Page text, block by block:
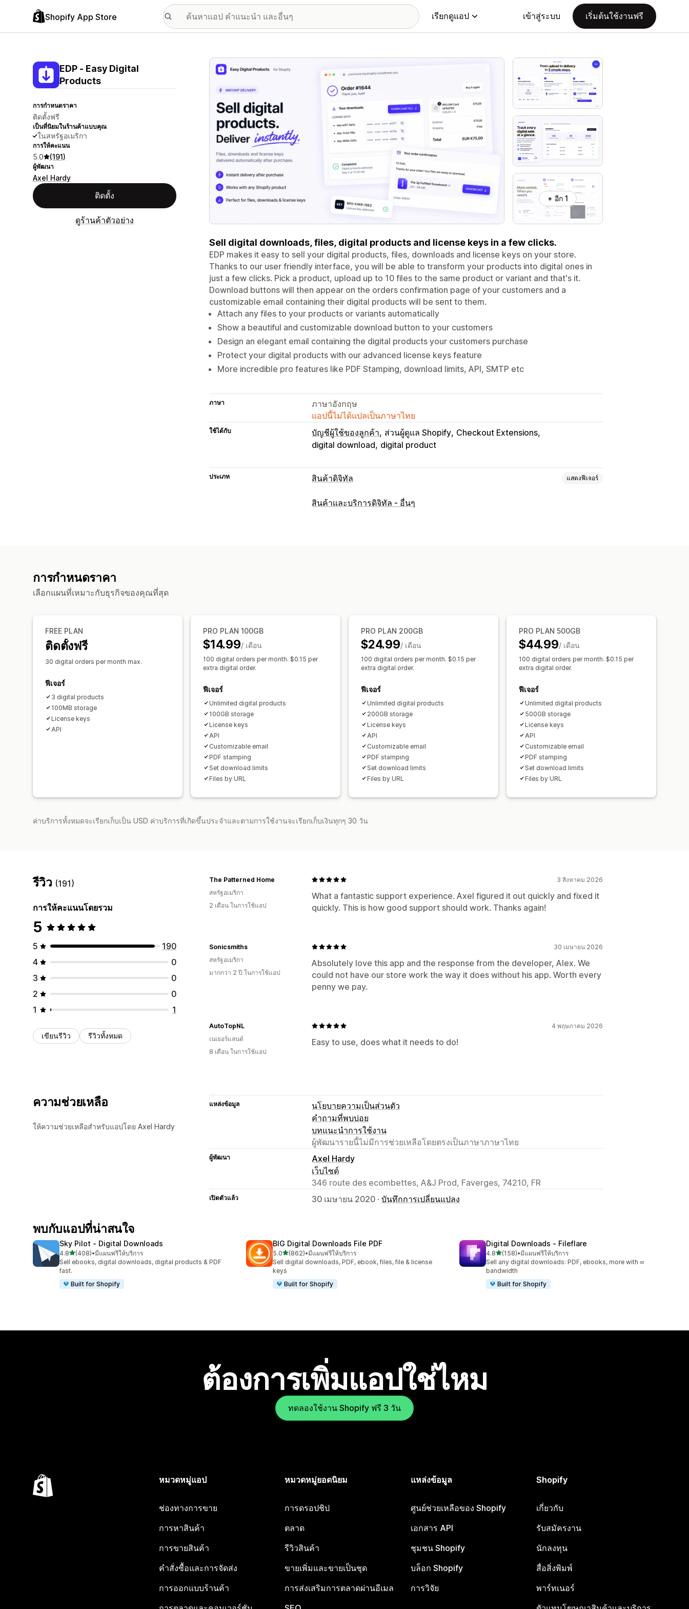
Shopify App Store เรียกดูแอป เข้าสู่ระบบ เริ่มต้นใช้งานฟรี
EDP ‑ Easy Digital
Products
การกำหนดราคา
ติดตั้งฟรี
เป็นที่นิยมในร้านค้าแบบคุณ
ในสหรัฐอเมริกา
การให้คะแนน
5.0 (191)
ผู้พัฒนา
Axel Hardy
ติดตั้ง
ดูร้านค้าตัวอย่าง
แกลเลอรีรูปภาพที่แสดง
+ อีก 1
Sell digital downloads, files, digital products and license keys in a few clicks.
EDP makes it easy to sell your digital products, files, downloads and license keys on your store.
Thanks to our user friendly interface, you will be able to transform your products into digital ones in
just a few clicks. Pick a product, upload up to 10 files to the same product or variant and that's it.
Download buttons will then appear on the orders confirmation page of your customers and a
customizable email containing their digital products will be sent to them.
Attach any files to your products or variants automatically
Show a beautiful and customizable download button to your customers
Design an elegant email containing the digital products your customers purchase
Protect your digital products with our advanced license keys feature
More incredible pro features like PDF Stamping, download limits, API, SMTP etc
ภาษา
ภาษาอังกฤษ
แอปนี้ไม่ได้แปลเป็นภาษาไทย
ใช้ได้กับ บัญชีผู้ใช้ของลูกค้า ส่วนผู้ดูแล Shopify Checkout Extensions
digital download digital product
ประเภท สินค้าดิจิทัล แสดงฟีเจอร์
ประเภทสินค้า
สินค้าและบริการดิจิทัล - อื่นๆ
การกำหนดราคา
เลือกแผนที่เหมาะกับธุรกิจของคุณที่สุด
FREE PLAN
ติดตั้งฟรี
30 digital orders per month max.
ฟีเจอร์
3 digital products
100MB storage
License keys
API
PRO PLAN 100GB
$14.99/ เดือน
100 digital orders per month. $0.15 per
extra digital order.
ฟีเจอร์
Unlimited digital products
100GB storage
License keys
API
Customizable email
PDF stamping
Set download limits
Files by URL
PRO PLAN 200GB
$24.99/ เดือน
100 digital orders per month. $0.15 per
extra digital order.
ฟีเจอร์
Unlimited digital products
200GB storage
License keys
API
Customizable email
PDF stamping
Set download limits
Files by URL
PRO PLAN 500GB
$44.99/ เดือน
100 digital orders per month. $0.15 per
extra digital order.
ฟีเจอร์
Unlimited digital products
500GB storage
License keys
API
Customizable email
PDF stamping
Set download limits
Files by URL
ค่าบริการทั้งหมดจะเรียกเก็บเป็น USD ค่าบริการที่เกิดขึ้นประจำและตามการใช้งานจะเรียกเก็บเงินทุกๆ 30 วัน
รีวิว (191)
การให้คะแนนโดยรวม
5
5
190
4
0
3
0
2
0
1
1
เขียนรีวิว รีวิวทั้งหมด
3 สิงหาคม 2026
What a fantastic support experience. Axel figured it out quickly and fixed it
quickly. This is how good support should work. Thanks again!
The Patterned Home
สหรัฐอเมริกา
2 เดือน ในการใช้แอป
30 เมษายน 2026
Absolutely love this app and the response from the developer, Alex. We
could not have our store work the way it does without his app. Worth every
penny we pay.
Sonicsmiths
สหรัฐอเมริกา
มากกว่า 2 ปี ในการใช้แอป
4 พฤษภาคม 2026
Easy to use, does what it needs to do!
AutoTopNL
เนเธอร์แลนด์
8 เดือน ในการใช้แอป
ความช่วยเหลือ
ให้ความช่วยเหลือสำหรับแอปโดย Axel Hardy
แหล่งข้อมูล
นโยบายความเป็นส่วนตัว
คำถามที่พบบ่อย
บทแนะนำการใช้งาน
ผู้พัฒนารายนี้ไม่มีการช่วยเหลือโดยตรงเป็นภาษาภาษาไทย
ผู้พัฒนา
Axel Hardy
เว็บไซต์
346 route des ecombettes, A&J Prod, Faverges, 74210, FR
เปิดตัวแล้ว 30 เมษายน 2020 · บันทึกการเปลี่ยนแปลง
พบกับแอปที่น่าสนใจ
Sky Pilot ‑ Digital Downloads
4.8เต็ม 5 ดาว
(408)
ทั้งหมด 408 รีวิว
•มีแผนฟรีให้บริการ
Sell ebooks, digital downloads, digital products & PDF
fast.
Built for Shopify
BIG Digital Downloads File PDF
5.0เต็ม 5 ดาว
(862)
ทั้งหมด 862 รีวิว
•มีแผนฟรีให้บริการ
Sell digital downloads, PDF, ebook, files, file & license
keys
Built for Shopify
Digital Downloads ‑ Fileflare
4.8เต็ม 5 ดาว
(158)
ทั้งหมด 158 รีวิว
•มีแผนฟรีให้บริการ
Sell any digital downloads: PDF, ebooks, more with ∞
bandwidth
Built for Shopify
ต้องการเพิ่มแอปใช่ไหม
ทดลองใช้งาน Shopify ฟรี 3 วัน
หมวดหมู่แอป
ช่องทางการขาย
การหาสินค้า
การขายสินค้า
คำสั่งซื้อและการจัดส่ง
การออกแบบร้านค้า
หมวดหมู่ยอดนิยม
การดรอปชิป
ตลาด
รีวิวสินค้า
ขายเพิ่มและขายเป็นชุด
การส่งเสริมการตลาดผ่านอีเมล
แหล่งข้อมูล
ศูนย์ช่วยเหลือของ Shopify
เอกสาร API
ชุมชน Shopify
บล็อก Shopify
การวิจัย
Shopify
เกี่ยวกับ
รับสมัครงาน
นักลงทุน
สื่อสิ่งพิมพ์
พาร์ทเนอร์